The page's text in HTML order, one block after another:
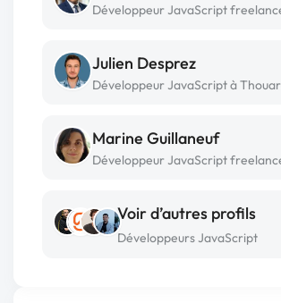
Développeur JavaScript
Julien Desprez
Développeur JavaScript à
Marine Guillaneuf
Voir d’autres profils
Développeurs JavaScript